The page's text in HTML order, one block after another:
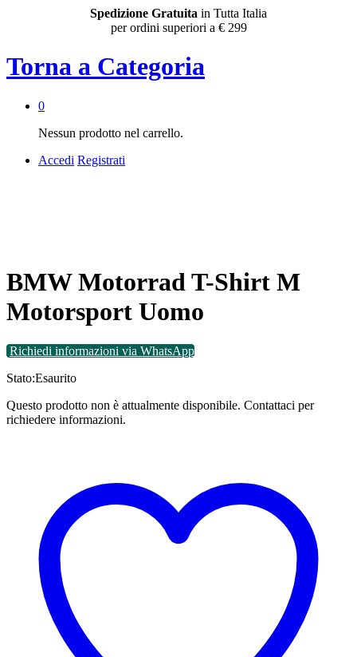
Spedizione Gratuita in Tutta Italia
per ordini superiori a € 299
Torna a Categoria
0
Nessun prodotto nel carrello.
Accedi Registrati
BMW Motorrad T-Shirt M
Motorsport Uomo
Richiedi informazioni via WhatsApp
Stato:Esaurito
Questo prodotto non è attualmente disponibile. Contattaci per
richiedere informazioni.